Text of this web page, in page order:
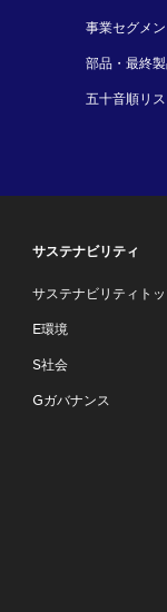
事業セグメ
部品・最終
五十音順リ
サステナビリティ
サステナビリティト
E環境
S社会
Gガバナンス